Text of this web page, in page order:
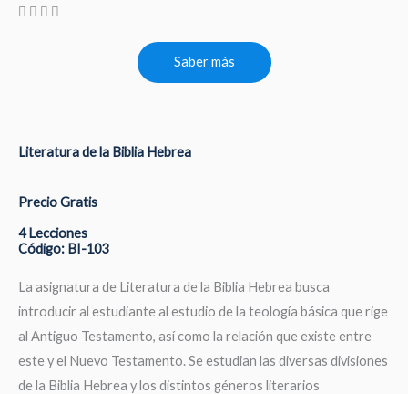
Saber más
Literatura de la Biblia Hebrea
Precio Gratis
4 Lecciones
Código: BI-103
La asignatura de Literatura de la Biblia Hebrea busca
introducir al estudiante al estudio de la teología básica que rige
al Antiguo Testamento, así como la relación que existe entre
este y el Nuevo Testamento. Se estudian las diversas divisiones
de la Biblia Hebrea y los distintos géneros literarios